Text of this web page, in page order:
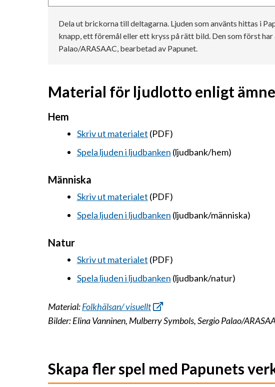
Dela ut brickorna till deltagarna. Ljuden som använts hittas i
knapp, ett föremål eller ett kryss på rätt bild. Den som först
Palao/ARASAAC, bearbetad av Papunet.
Material för ljudlotto enligt
Hem
Skriv ut materialet (PDF)
Spela ljuden i ljudbanken (ljudbank/hem)
Människa
Skriv ut materialet (PDF)
Spela ljuden i ljudbanken (ljudbank/människa)
Natur
Skriv ut materialet (PDF)
Spela ljuden i ljudbanken (ljudbank/natur)
Material:Folkhälsan/ visuellt
Bilder: Elina Vanninen, Mulberry Symbols, Sergio Palao/
Skapa fler spel med Papunets